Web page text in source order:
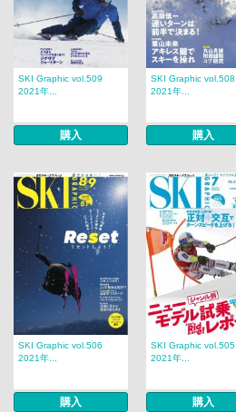
SKI Graphic vol.509
2021年...
購入
SKI Graphic vol.508
2021年...
購入
SKI Graphic vol.506
2021年...
購入
SKI Graphic vol.505
2021年...
購入